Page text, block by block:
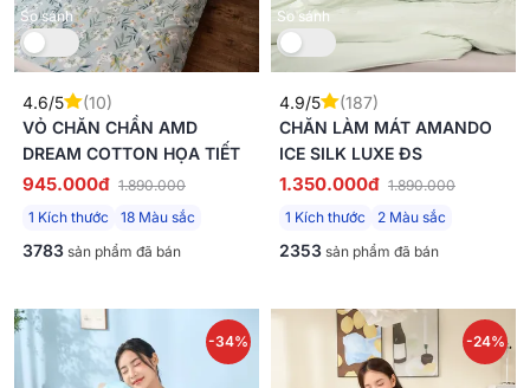
So sánh
4.6/5
(10)
VỎ CHĂN CHẦN AMD
DREAM COTTON HỌA TIẾT
945.000đ 1.890.000
1 Kích thước
18 Màu sắc
3783 sản phẩm đã bán
So sánh
4.9/5
(187)
CHĂN LÀM MÁT AMANDO
ICE SILK LUXE ĐS
1.350.000đ 1.890.000
1 Kích thước
2 Màu sắc
2353 sản phẩm đã bán
-34% -24%